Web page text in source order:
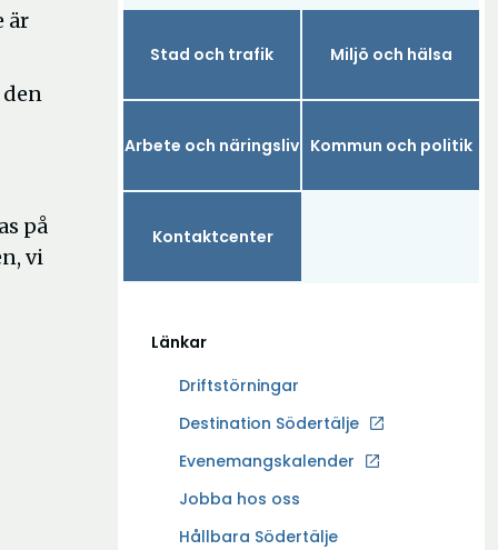
Stad och trafik Miljö och hälsa
Arbete och näringsliv Kommun och politik
Kontaktcenter
Länkar
Driftstörningar
Destination Södertälje
Ö
p
n
a
Evenemangskalender
Jobba hos oss
Ö
p
Hållbara Södertälje
är
på
vi